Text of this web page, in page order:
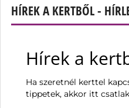
HÍREK A KERTBŐL -
Hírek a
Ha szeretnél kerttel
tippetek, akkor itt